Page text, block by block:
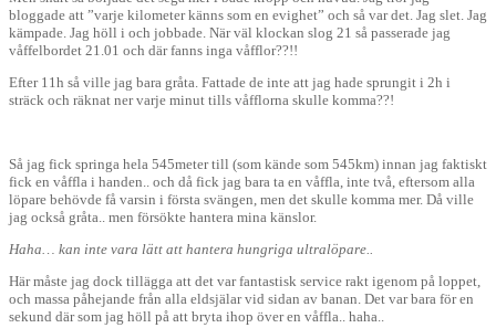
bloggade att ”varje kilometer känns som en evighet” och så var det. Jag slet. Jag
kämpade. Jag höll i och jobbade. När väl klockan slog 21 så passerade jag
våffelbordet 21.01 och där fanns inga våfflor??!!
Efter 11h så ville jag bara gråta. Fattade de inte att jag hade sprungit i 2h i
sträck och räknat ner varje minut tills våfflorna skulle komma??!
Så jag fick springa hela 545meter till (som kände som 545km) innan jag faktiskt
fick en våffla i handen.. och då fick jag bara ta en våffla, inte två, eftersom alla
löpare behövde få varsin i första svängen, men det skulle komma mer. Då ville
jag också gråta.. men försökte hantera mina känslor.
Haha… kan inte vara lätt att hantera hungriga ultralöpare..
Här måste jag dock tillägga att det var fantastisk service rakt igenom på loppet,
och massa påhejande från alla eldsjälar vid sidan av banan. Det var bara för en
sekund där som jag höll på att bryta ihop över en våffla.. haha..